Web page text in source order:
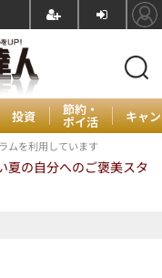
投資 節約・
ポイ活 キャ
ムを利用しています
夏の自分へのご褒美スタ